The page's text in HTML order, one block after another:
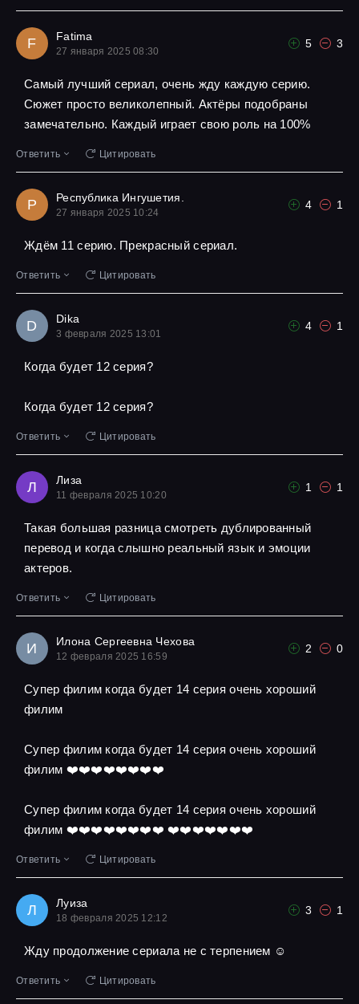
F Fatima
27 января 2025 08:30
5 3
Самый лучший сериал, очень жду каждую серию.
Сюжет просто великолепный. Актёры подобраны
замечательно. Каждый играет свою роль на 100%
Ответить Цитировать
Р Республика Ингушетия.
27 января 2025 10:24
4 1
Ждём 11 серию. Прекрасный сериал.
Ответить Цитировать
D Dika
3 февраля 2025 13:01
4 1
Когда будет 12 серия?
Когда будет 12 серия?
Ответить Цитировать
Л Лиза
11 февраля 2025 10:20
1 1
Такая большая разница смотреть дублированный
перевод и когда слышно реальный язык и эмоции
актеров.
Ответить Цитировать
И Илона Сергеевна Чехова
12 февраля 2025 16:59
2 0
Супер филим когда будет 14 серия очень хороший
филим
Супер филим когда будет 14 серия очень хороший
филим ❤️❤️❤️❤️❤️❤️❤️❤️
Супер филим когда будет 14 серия очень хороший
филим ❤️❤️❤️❤️❤️❤️❤️❤️ ❤️❤️❤️❤️❤️❤️❤️
Ответить Цитировать
Л Луиза
18 февраля 2025 12:12
3 1
Жду продолжение сериала не с терпением ☺
Ответить Цитировать